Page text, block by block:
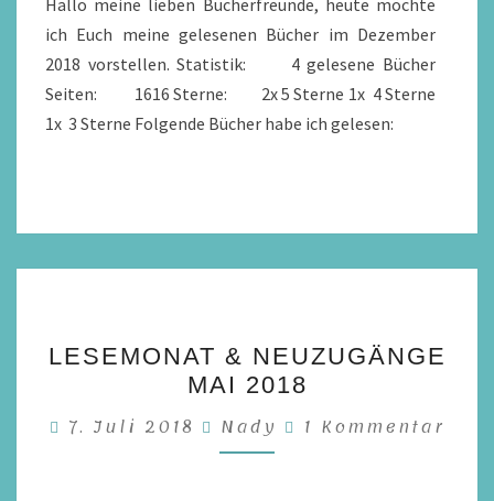
ich Euch meine gelesenen Bücher im Dezember
2018 vorstellen. Statistik: 4 gelesene Bücher
Seiten: 1616 Sterne: 2x 5 Sterne 1x 4 Sterne
1x 3 Sterne Folgende Bücher habe ich gelesen:
&
NEUZUGÄNGE
MAI
2018
LESEMONAT & NEUZUGÄNGE
MAI 2018
7. Juli 2018 Nady Kommentare
1 Kommentar